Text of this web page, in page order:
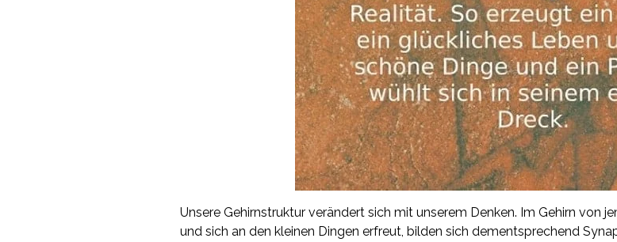
Unsere Gehirnstruktur verändert sich mit unserem Denken. Im Gehirn von
und sich an den kleinen Dingen erfreut, bilden sich dementsprechend